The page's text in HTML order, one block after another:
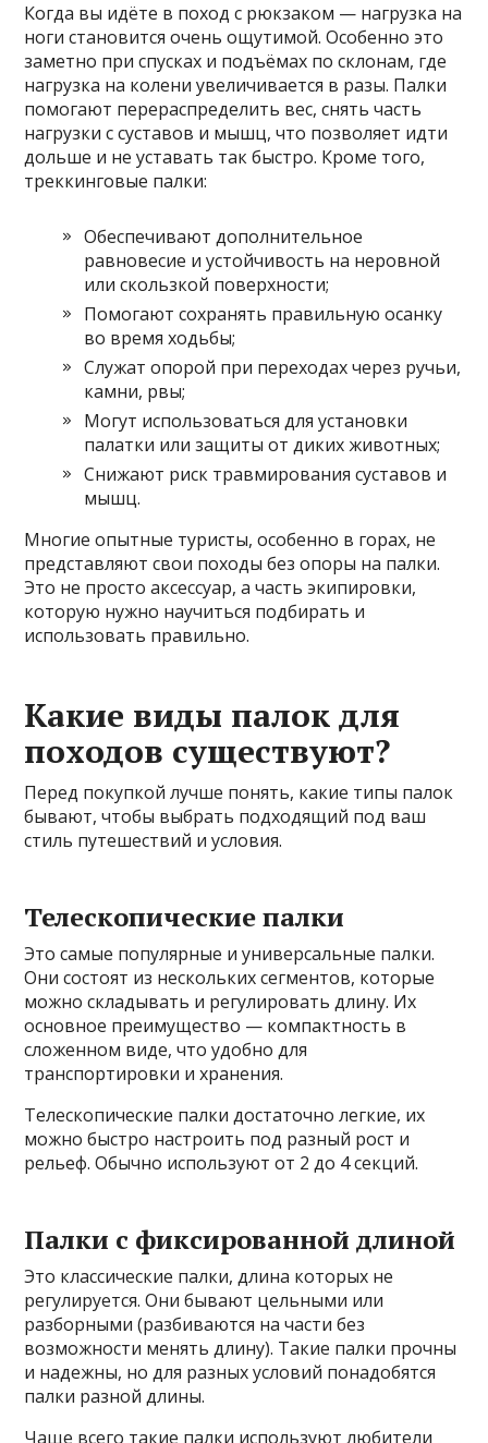
Когда вы идёте в поход с рюкзаком — нагрузка на
ноги становится очень ощутимой. Особенно это
заметно при спусках и подъёмах по склонам, где
нагрузка на колени увеличивается в разы. Палки
помогают перераспределить вес, снять часть
нагрузки с суставов и мышц, что позволяет идти
дольше и не уставать так быстро. Кроме того,
треккинговые палки:
Обеспечивают дополнительное
равновесие и устойчивость на неровной
или скользкой поверхности;
Помогают сохранять правильную осанку
во время ходьбы;
Служат опорой при переходах через ручьи,
камни, рвы;
Могут использоваться для установки
палатки или защиты от диких животных;
Снижают риск травмирования суставов и
мышц.
Многие опытные туристы, особенно в горах, не
представляют свои походы без опоры на палки.
Это не просто аксессуар, а часть экипировки,
которую нужно научиться подбирать и
использовать правильно.
Какие виды палок для
походов существуют?
Перед покупкой лучше понять, какие типы палок
бывают, чтобы выбрать подходящий под ваш
стиль путешествий и условия.
Телескопические палки
Это самые популярные и универсальные палки.
Они состоят из нескольких сегментов, которые
можно складывать и регулировать длину. Их
основное преимущество — компактность в
сложенном виде, что удобно для
транспортировки и хранения.
Телескопические палки достаточно легкие, их
можно быстро настроить под разный рост и
рельеф. Обычно используют от 2 до 4 секций.
Палки с фиксированной длиной
Это классические палки, длина которых не
регулируется. Они бывают цельными или
разборными (разбиваются на части без
возможности менять длину). Такие палки прочны
и надежны, но для разных условий понадобятся
палки разной длины.
Чаще всего такие палки используют любители